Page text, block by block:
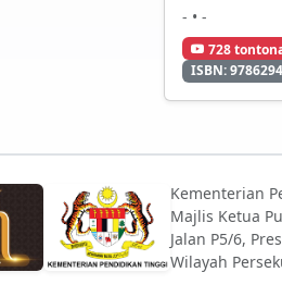
- • -
728
ISBN:
Kementerian
Majlis Ketua
Jalan P5/6,
Wilayah